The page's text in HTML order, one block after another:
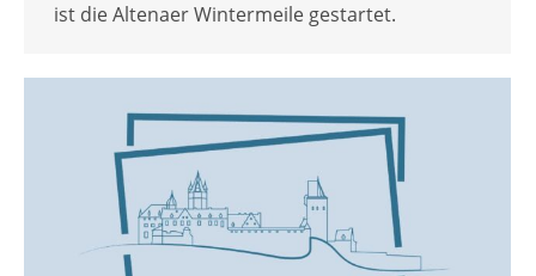
ist die Altenaer Wintermeile gestartet.